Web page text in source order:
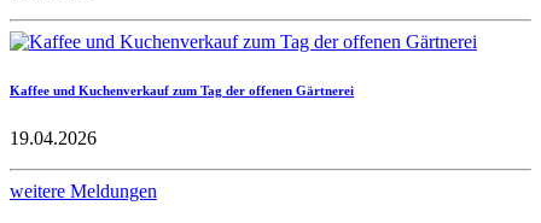
Kaffee und Kuchenverkauf zum Tag der offenen Gärtnerei
19.04.2026
weitere Meldungen